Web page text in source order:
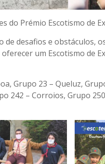
do Prémio Escotismo de
de desafios e obstáculos,
um Escotismo de
Grupo 23 – Queluz,
242 – Corroios, Grupo